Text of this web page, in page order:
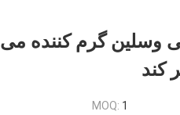
وسلين گرم کننده می
MOQ: 1